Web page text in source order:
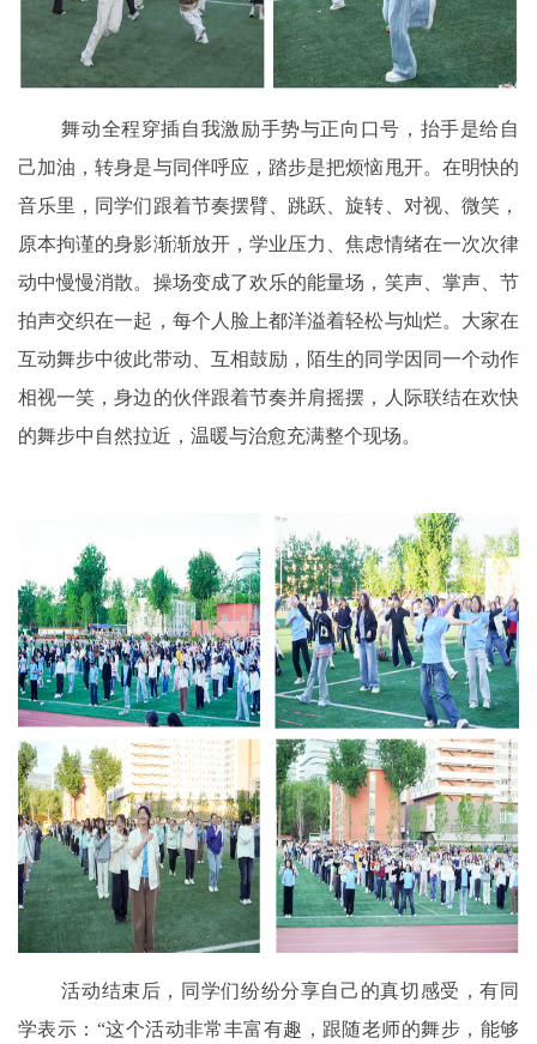
舞动全程穿插自我激励手势与正向口号，抬手是给自
己加油，转身是与同伴呼应，踏步是把烦恼甩开。在明快的
音乐里， 同学们跟着节奏摆臂、跳跃、旋转、对视、微笑，
原本拘谨的身影渐渐放开，学业压力、焦虑情绪在一次次律
动中慢慢消散。操场变成了欢乐的能量场，笑声、掌声、节
拍声交织在一起，每个人脸上都洋溢着轻松与灿烂。大家在
互动舞步中彼此带动、互相鼓励，陌生的同学因同一个动作
相视一笑，身边的伙伴跟着节奏并肩摇摆，人际联结在欢快
的舞步中自然拉近，温暖与治愈充满整个现场。
活动结束后，同学们纷纷分享自己的真切感受 ，有同
学表示：“这个活动非常丰富有趣，跟随老师的舞步，能够